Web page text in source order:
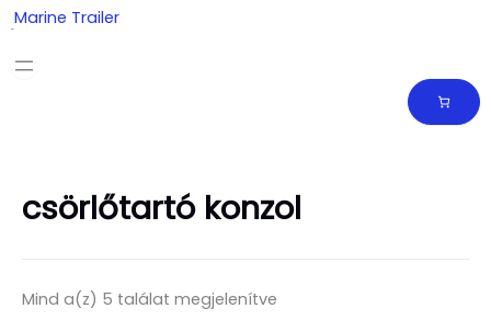
Skip
to
content
Marine Trailer
csörlőtartó konzol
Mind a(z) 5 találat megjelenítve